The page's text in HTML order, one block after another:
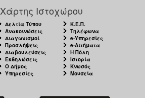
Χάρτης Ιστοχώρου
Δελτία Τύπου
Ανακοινώσεις
Διαγωνισμοί
Προσλήψεις
Διαβουλεύσεις
Εκδηλώσεις
Ο Δήμος
Υπηρεσίες
Κ.Ε.Π.
Τηλέφωνα
e-Υπηρεσίες
e-Αιτήματα
Η Πόλη
Ιστορία
Κνωσός
Μουσεία